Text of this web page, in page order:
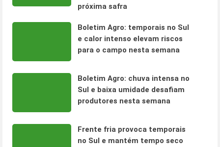
próxima safra
Boletim Agro: temporais no Sul
e calor intenso elevam riscos
para o campo nesta semana
Boletim Agro: chuva intensa no
Sul e baixa umidade desafiam
produtores nesta semana
Frente fria provoca temporais
no Sul e mantém tempo seco